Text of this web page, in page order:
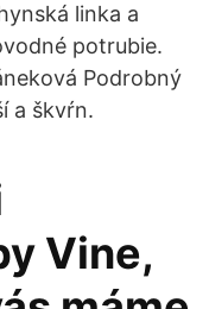
linka a
potrubie.
Podrobný
a škvŕn.
Vine,